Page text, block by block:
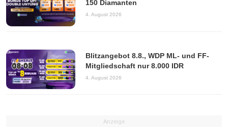
150 Diamanten
4. August 2026
Blitzangebot 8.8., WDP ML- und FF-
Mitgliedschaft nur 8.000 IDR
4. August 2026
Anzeige